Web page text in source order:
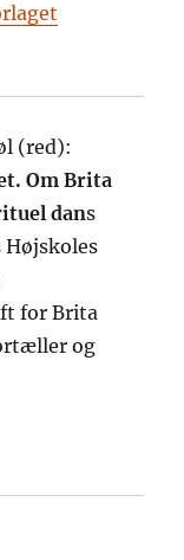
(red):
Om Brita
dans
Højskoles
for Brita
og